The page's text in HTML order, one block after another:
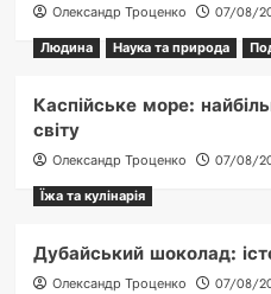
Олександр Троценко
07/08/
Людина
Наука та природа
Каспійське море:
світу
Олександр Троценко
07/08/
Їжа та кулінарія
Дубайський шоколад:
Олександр Троценко
07/08/